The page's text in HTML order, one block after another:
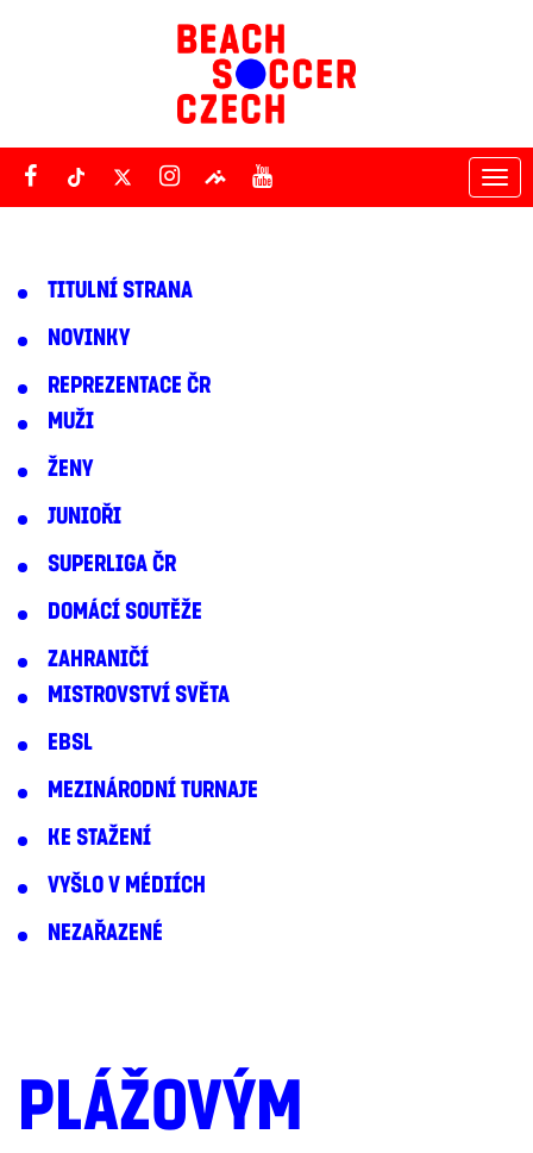
TITULNÍ STRANA
NOVINKY
REPREZENTACE ČR
MUŽI
ŽENY
JUNIOŘI
SUPERLIGA ČR
DOMÁCÍ SOUTĚŽE
ZAHRANIČÍ
MISTROVSTVÍ SVĚTA
EBSL
MEZINÁRODNÍ TURNAJE
KE STAŽENÍ
VYŠLO V MÉDIÍCH
NEZAŘAZENÉ
PLÁŽOVÝM